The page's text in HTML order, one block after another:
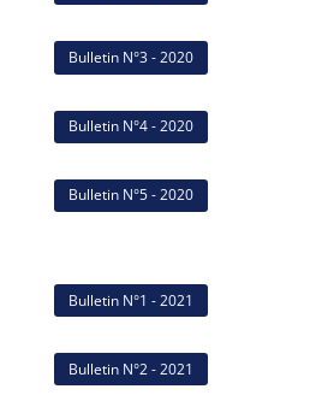
Bulletin N°3 - 2020
Bulletin N°4 - 2020
Bulletin N°5 - 2020
Bulletin N°1 - 2021
Bulletin N°2 - 2021